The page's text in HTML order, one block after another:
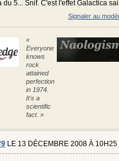
du 5... Snif. C'est l'effet Galactica
Signaler au
«
Everyone
knows
rock
attained
perfection
in 1974.
It's a
scientific
fact. »
LE 13 DÉCEMBRE 2008 À 10H25